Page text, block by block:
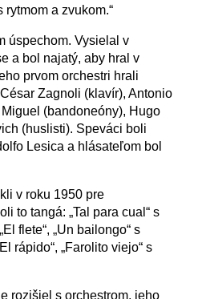
a zvukom.“
úspechom. Vysielal v
a bol najatý, aby hral v
prvom orchestri hrali
Zagnoli (klavír), Antonio
(bandoneóny), Hugo
(huslisti). Speváci boli
Lesica a hlásateľom bol
v roku 1950 pre
to tangá: „Tal para cual“ s
flete“, „Un bailongo“ s
rápido“, „Farolito viejo“ s
rozišiel s orchestrom, jeho